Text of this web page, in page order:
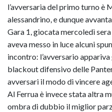
l’avversaria del primo turno è
alessandrino, e dunque
Gara 1, giocata mercoledì sera
aveva messo in luce alcuni
incontro: l’avversario
blackout difensivo delle
avversari il modo di vincere
Al Ferrua è invece stata altra
ombra di dubbio il miglior